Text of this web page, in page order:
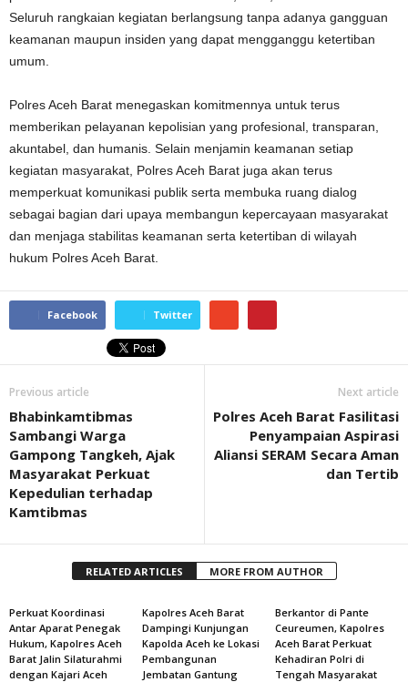
Seluruh rangkaian kegiatan berlangsung tanpa adanya gangguan
keamanan maupun insiden yang dapat mengganggu ketertiban
umum.
Polres Aceh Barat menegaskan komitmennya untuk terus
memberikan pelayanan kepolisian yang profesional, transparan,
akuntabel, dan humanis. Selain menjamin keamanan setiap
kegiatan masyarakat, Polres Aceh Barat juga akan terus
memperkuat komunikasi publik serta membuka ruang dialog
sebagai bagian dari upaya membangun kepercayaan masyarakat
dan menjaga stabilitas keamanan serta ketertiban di wilayah
hukum Polres Aceh Barat.
Facebook Twitter
Previous article
Bhabinkamtibmas
Sambangi Warga
Gampong Tangkeh, Ajak
Masyarakat Perkuat
Kepedulian terhadap
Kamtibmas
Next article
Polres Aceh Barat Fasilitasi
Penyampaian Aspirasi
Aliansi SERAM Secara Aman
dan Tertib
RELATED ARTICLES MORE FROM AUTHOR
Perkuat Koordinasi
Antar Aparat Penegak
Hukum, Kapolres Aceh
Barat Jalin Silaturahmi
dengan Kajari Aceh
Kapolres Aceh Barat
Dampingi Kunjungan
Kapolda Aceh ke Lokasi
Pembangunan
Jembatan Gantung
Berkantor di Pante
Ceureumen, Kapolres
Aceh Barat Perkuat
Kehadiran Polri di
Tengah Masyarakat